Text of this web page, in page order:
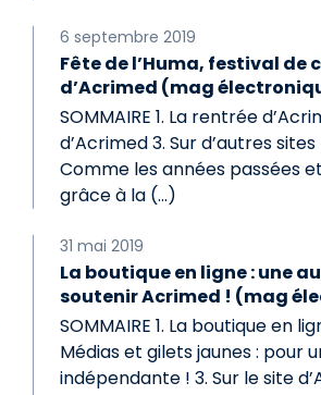
6 septembre 2019
Fête de l’Huma, festival de
d’Acrimed (mag
SOMMAIRE 1. La rentrée
d’Acrimed 3. Sur d’autres sites
Comme les années passées
grâce à la (…)
31 mai 2019
La boutique en ligne : une
soutenir Acrimed ! (mag
SOMMAIRE 1. La boutique en
Médias et gilets jaunes : pour
indépendante ! 3. Sur le site